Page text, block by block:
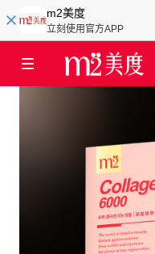
m2美度
立刻使用官方APP